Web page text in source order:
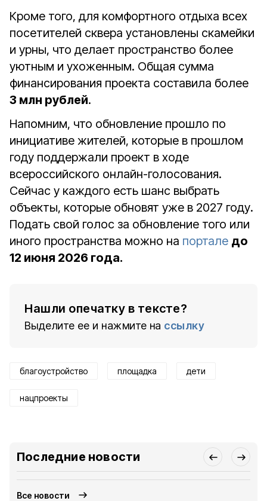
Кроме того, для комфортного отдыха всех
посетителей сквера установлены скамейки
и урны, что делает пространство более
уютным и ухоженным. Общая сумма
финансирования проекта составила более
3 млн рублей.
Напомним, что обновление прошло по
инициативе жителей, которые в прошлом
году поддержали проект в ходе
всероссийского онлайн-голосования.
Сейчас у каждого есть шанс выбрать
объекты, которые обновят уже в 2027 году.
Подать свой голос за обновление того или
иного пространства можно на портале до
12 июня 2026 года.
Нашли опечатку в тексте?
Выделите ее и нажмите на ссылку
благоустройство площадка дети
нацпроекты
Последние новости
Все новости